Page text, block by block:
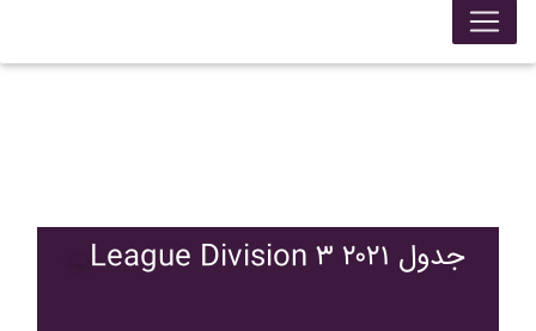
League Division ۳ ۲۰۲۱ جدول